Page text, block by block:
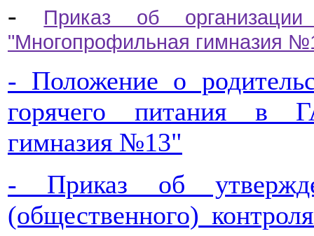
-
Приказ об
"Многопрофильная гимназия
- Положение о
горячего питания в
гимназия №13"
- Приказ об
(общественного)